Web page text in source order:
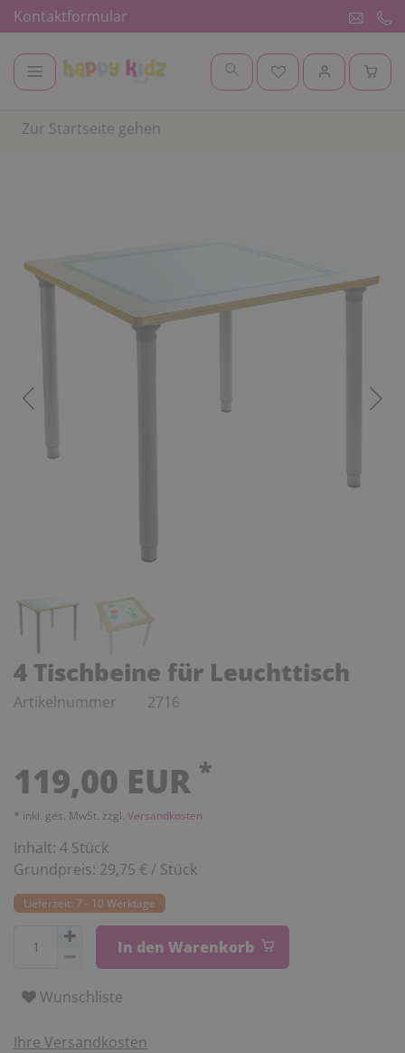
Kontaktformular
Zur Startseite gehen
4 Tischbeine für Leuchttisch
Artikelnummer 2716
119,00 EUR *
* inkl. ges. MwSt. zzgl. Versandkosten
Inhalt: 4 Stück
Grundpreis: 29,75 € / Stück
Lieferzeit: 7 - 10 Werktage
In den Warenkorb
Wunschliste
Ihre Versandkosten